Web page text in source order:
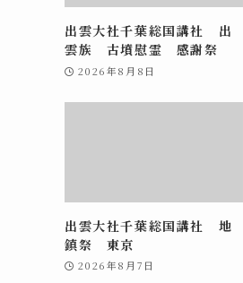
出雲大社千葉総国講社 出
雲族 古墳慰霊 感謝祭
2026年8月8日
出雲大社千葉総国講社 地
鎮祭 東京
2026年8月7日